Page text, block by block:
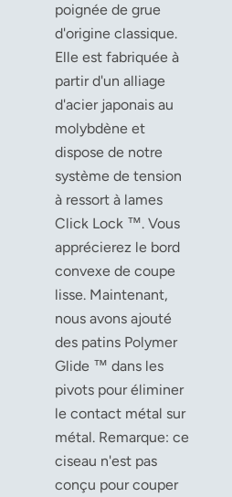
poignée de grue
d'origine classique.
Elle est fabriquée à
partir d'un alliage
d'acier japonais au
molybdène et
dispose de notre
système de tension
à ressort à lames
Click Lock ™. Vous
apprécierez le bord
convexe de coupe
lisse. Maintenant,
nous avons ajouté
des patins Polymer
Glide ™ dans les
pivots pour éliminer
le contact métal sur
métal. Remarque: ce
ciseau n'est pas
conçu pour couper